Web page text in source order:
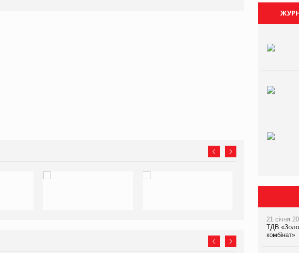
21 січня
ТДВ
комбінат»